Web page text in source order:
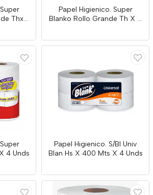
Thx
Papel Higienico. Super
Blanko Rollo Grande Th X 4
4 Unds
Papel Higienico. S/Bl Univ
Blan Hs X 400 Mts X 4 Unds